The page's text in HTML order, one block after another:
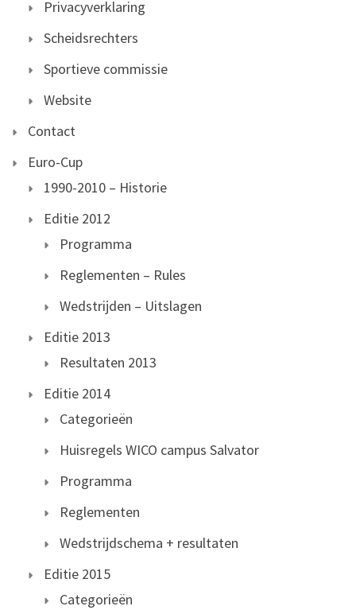
Privacyverklaring
Scheidsrechters
Sportieve commissie
Website
Contact
Euro-Cup
1990-2010 – Historie
Editie 2012
Programma
Reglementen – Rules
Wedstrijden – Uitslagen
Editie 2013
Resultaten 2013
Editie 2014
Categorieën
Huisregels WICO campus Salvator
Programma
Reglementen
Wedstrijdschema + resultaten
Editie 2015
Categorieën